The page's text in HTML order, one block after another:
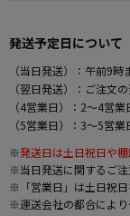
発送予定日について
（当日発送）：午前9
（翌日発送）：ご注文
（4営業日）：2～4営
（5営業日）：3～5営
※発送日は土日祝日や
※当日発送に関するご注
※「営業日」は土日祝日
※運送会社の都合により